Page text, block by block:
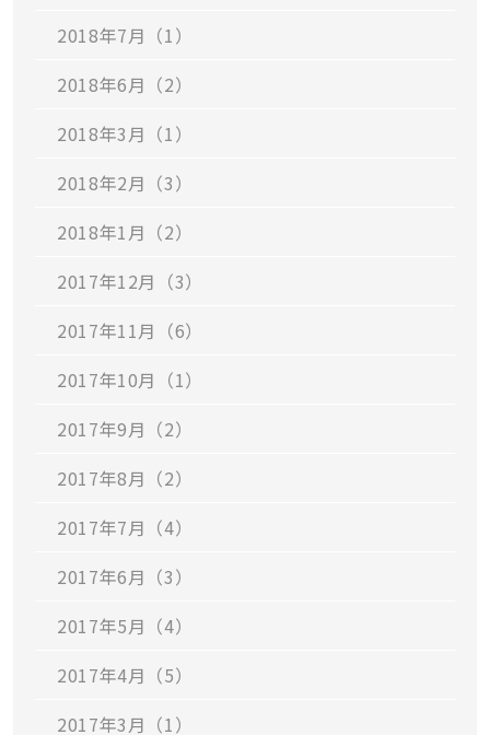
2018年7月（1）
2018年6月（2）
2018年3月（1）
2018年2月（3）
2018年1月（2）
2017年12月（3）
2017年11月（6）
2017年10月（1）
2017年9月（2）
2017年8月（2）
2017年7月（4）
2017年6月（3）
2017年5月（4）
2017年4月（5）
2017年3月（1）